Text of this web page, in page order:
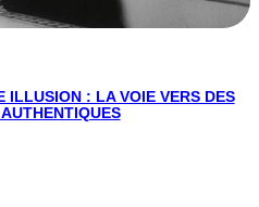
ILLUSION : LA VOIE VERS DES